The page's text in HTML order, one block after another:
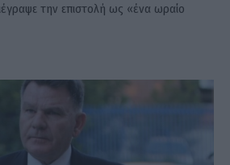
την επιστολή ως «ένα ωραίο